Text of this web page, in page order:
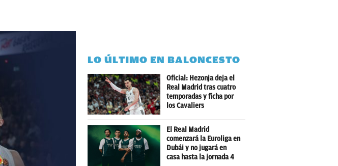
LO ÚLTIMO EN BALONCESTO
Oficial: Hezonja deja el
Real Madrid tras cuatro
temporadas y ficha por
los Cavaliers
El Real Madrid
comenzará la Euroliga en
Dubái y no jugará en
casa hasta la jornada 4